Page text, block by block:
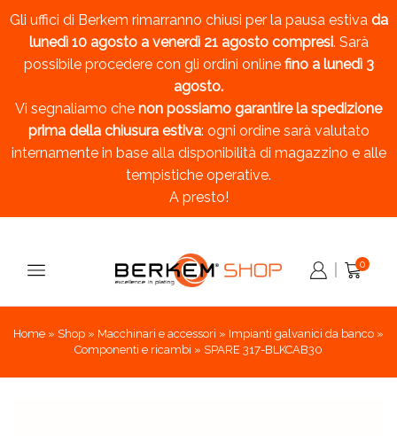
Gli uffici di Berkem rimarranno chiusi per la pausa estiva da
lunedì 10 agosto a venerdì 21 agosto compresi. Sarà
possibile procedere con gli ordini online fino a lunedì 3
agosto.
Vi segnaliamo che non possiamo garantire la spedizione
prima della chiusura estiva: ogni ordine sarà valutato
internamente in base alla disponibilità di magazzino e alle
tempistiche operative.
A presto!
0
Home » Shop » Macchinari e accessori » Impianti galvanici da banco »
Componenti e ricambi » SPARE 317-BLKCAB30